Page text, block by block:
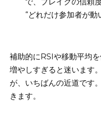
“どれだけ参加者が動
補助的にRSIや移動平均
増やしすぎると迷います
が、いちばんの近道です
きます。